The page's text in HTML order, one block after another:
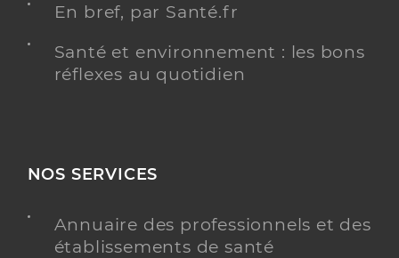
En bref, par Santé.fr
Santé et environnement : les bons
réflexes au quotidien
NOS SERVICES
Annuaire des professionnels et des
établissements de santé